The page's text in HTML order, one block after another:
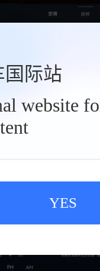
国际站
website
YES